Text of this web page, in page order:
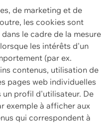
de marketing et de
les cookies sont
le cadre de la mesure
les intérêts d'un
(par ex.
contenus, utilisation de
pages web individuelles
un profil d'utilisateur. De
exemple à afficher aux
qui correspondent à